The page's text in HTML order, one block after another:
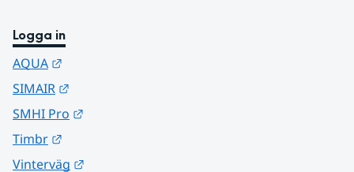
Logga in
AQUA
SIMAIR
SMHI Pro
Timbr
Vinterväg